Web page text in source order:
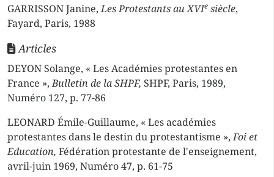
GARRISSON Janine,Les Protestants au XVIe siècle,
Fayard, Paris, 1988
Articles
DEYON Solange, « Les Académies protestantes en
France »,Bulletin de la SHPF, SHPF, Paris, 1989,
Numéro 127, p. 77-86
LEONARD Émile-Guillaume, « Les académies
protestantes dans le destin du protestantisme »,Foi et
Education, Fédération protestante de l'enseignement,
avril-juin 1969, Numéro 47, p. 61-75